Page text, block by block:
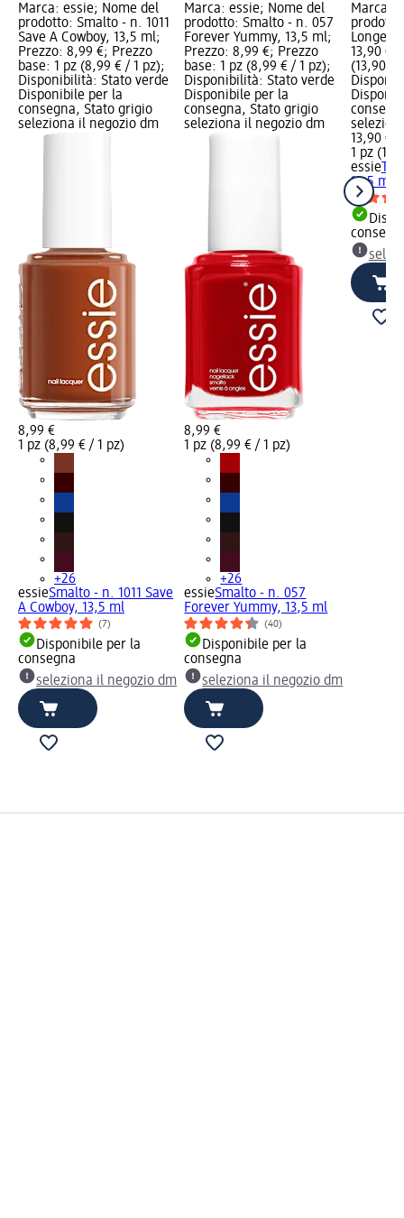
Marca: essie; Nome del
prodotto: Smalto - n. 1011
Save A Cowboy, 13,5 ml;
Prezzo: 8,99 €; Prezzo
base: 1 pz (8,99 € / 1 pz);
Disponibilità: Stato verde
Disponibile per la
consegna, Stato grigio
seleziona il negozio dm
8,99 €
1 pz (8,99 € / 1 pz)
+26
essieSmalto - n. 1011 Save
A Cowboy, 13,5 ml
(7)
Disponibile per la
consegna
seleziona il negozio dm
Marca: essie; Nome del
prodotto: Smalto - n. 057
Forever Yummy, 13,5 ml;
Prezzo: 8,99 €; Prezzo
base: 1 pz (8,99 € / 1 pz);
Disponibilità: Stato verde
Disponibile per la
consegna, Stato grigio
seleziona il negozio dm
8,99 €
1 pz (8,99 € / 1 pz)
+26
essieSmalto - n. 057
Forever Yummy, 13,5 ml
(40)
Disponibile per la
consegna
seleziona il negozio dm
Marca:
Longer,
13,90 €;
(13,90 €
13,90 €
1 pz
essie
13,5 ml